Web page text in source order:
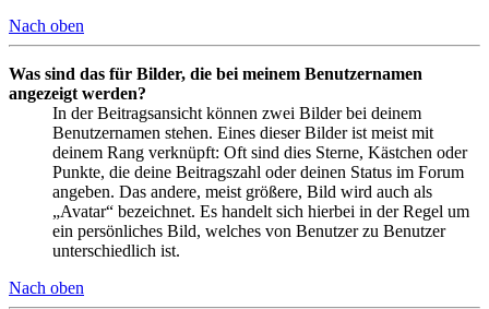
Nach oben
Was sind das für Bilder, die bei meinem Benutzernamen
angezeigt werden?
In der Beitragsansicht können zwei Bilder bei deinem
Benutzernamen stehen. Eines dieser Bilder ist meist mit
deinem Rang verknüpft: Oft sind dies Sterne, Kästchen oder
Punkte, die deine Beitragszahl oder deinen Status im Forum
angeben. Das andere, meist größere, Bild wird auch als
„Avatar“ bezeichnet. Es handelt sich hierbei in der Regel um
ein persönliches Bild, welches von Benutzer zu Benutzer
unterschiedlich ist.
Nach oben